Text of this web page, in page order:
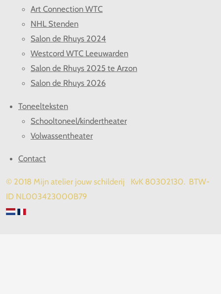
Art Connection WTC
NHL Stenden
Salon de Rhuys 2024
Westcord WTC Leeuwarden
Salon de Rhuys 2025 te Arzon
Salon de Rhuys 2026
Toneelteksten
Schooltoneel/kindertheater
Volwassentheater
Contact
© 2018 Mijn atelier jouw schilderij KvK 80302130. BTW-
ID NL003423000B79